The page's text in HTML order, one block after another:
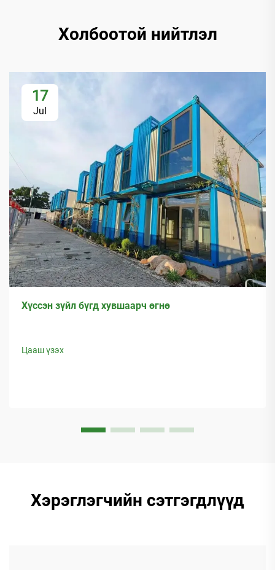
Холбоотой нийтлэл
17
Jul
Хүссэн зүйл бүгд хувшаарч өгнө
Цааш үзэх
Хэрэглэгчийн сэтгэгдлүүд